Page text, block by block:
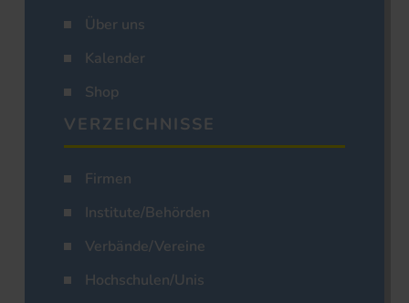
Über uns
Kalender
Shop
VERZEICHNISSE
Firmen
Institute/Behörden
Verbände/Vereine
Hochschulen/Unis